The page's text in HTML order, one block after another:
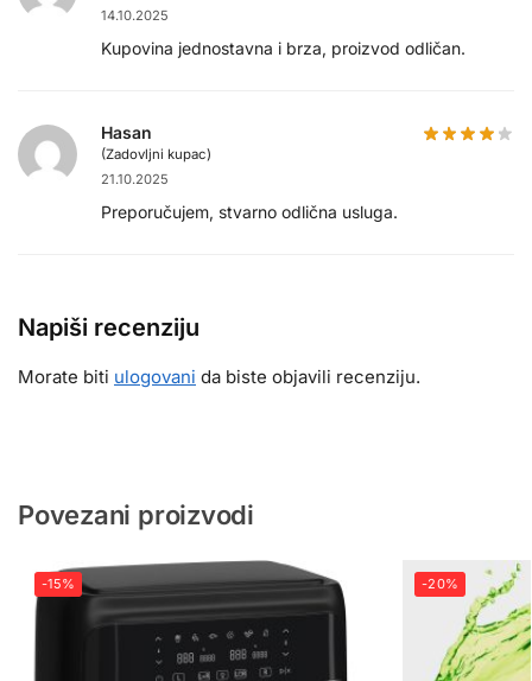
14.10.2025
Kupovina jednostavna i brza, proizvod odličan.
Hasan
(Zadovljni kupac)
21.10.2025
Preporučujem, stvarno odlična usluga.
Napiši recenziju
Morate biti ulogovani da biste objavili recenziju.
Povezani proizvodi
-15% -20%